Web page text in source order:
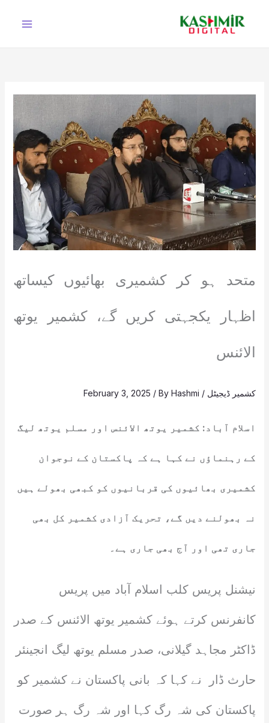
متحد ہو کر کشمیری بھائیوں کیساتھ
اظہار یکجہتی کریں گے، کشمیر یوتھ
الائنس
کشمیر ڈیجیٹل /
February 3, 2025 / ByHashmi
اسلام آباد: کشمیر یوتھ الائنس اور مسلم یوتھ لیگ
کے رہنماؤں نے کہا ہے کہ پاکستان کے نوجوان
کشمیری بھائیوں کی قربانیوں کو کبھی بھولے ہیں
نہ بھولنے دیں گے، تحریک آزادی کشمیر کل بھی
جاری تھی اور آج بھی جاری ہے۔
نیشنل پریس کلب اسلام آباد میں پریس
کانفرنس کرتے ہوئے کشمیر یوتھ الائنس کے صدر
ڈاکٹر مجاہد گیلانی، صدر مسلم یوتھ لیگ انجینئر
حارث ڈار نے کہا کہ بانی پاکستان نے کشمیر کو
پاکستان کی شہ رگ کہا اور شہ رگ ہر صورت